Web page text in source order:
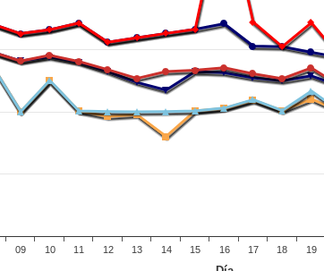
09 10 11 12 13 14 15 16 17 18 19